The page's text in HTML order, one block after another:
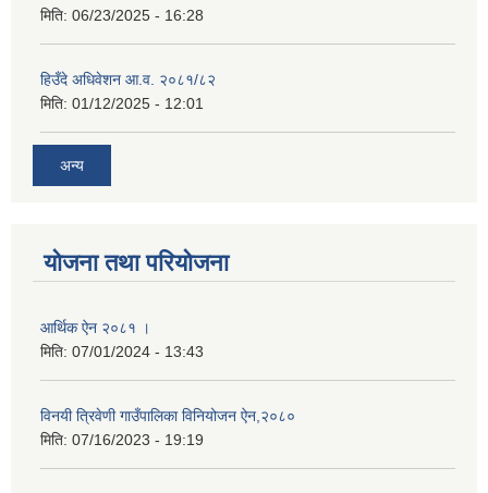
मिति: 06/23/2025 - 16:28
हिउँदे अधिवेशन आ.व. २०८१/८२
मिति: 01/12/2025 - 12:01
अन्य
योजना तथा परियोजना
आर्थिक ऐन २०८१ ।
मिति: 07/01/2024 - 13:43
विनयी त्रिवेणी गाउँपालिका विनियोजन ऐन,२०८०
मिति: 07/16/2023 - 19:19